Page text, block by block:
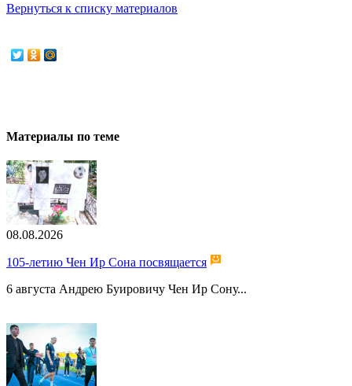
Вернуться к списку материалов
Материалы по теме
08.08.2026
105-летию Чен Ир Сона посвящается
6 августа Андрею Буировичу Чен Ир Сону...